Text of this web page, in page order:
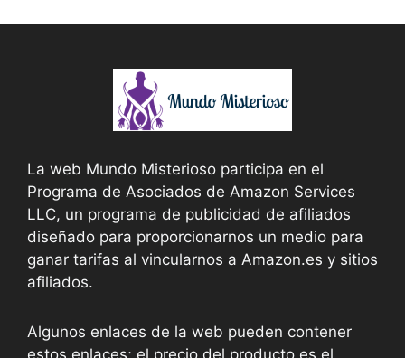
La web Mundo Misterioso participa en el
Programa de Asociados de Amazon Services
LLC, un programa de publicidad de afiliados
diseñado para proporcionarnos un medio para
ganar tarifas al vincularnos a Amazon.es y sitios
afiliados.
Algunos enlaces de la web pueden contener